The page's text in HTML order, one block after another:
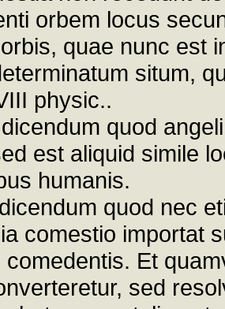
orbem locus
quae nunc est
situm,
physic..
dicendum quod
est aliquid simile
humanis.
dicendum quod nec
comestio importat
comedentis. Et
sed